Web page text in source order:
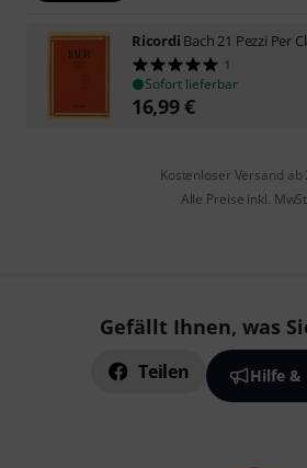
Ricordi Bach 21 Pezzi Per
1
Sofort lieferbar
16,99€
Kostenloser Versand ab
Alle Preise inkl.
Gefällt Ihnen, was
Teilen Hilfe &